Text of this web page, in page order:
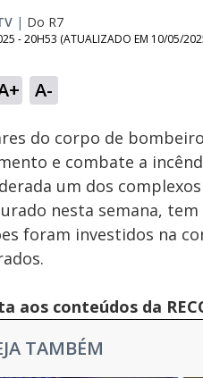
| Do R7
- 20H53 (ATUALIZADO EM 10/05/
A-
Ativar
Som
do corpo de
e combate a
um dos
nesta semana,
foram investidos na
aos conteúdos da
TAMBÉM